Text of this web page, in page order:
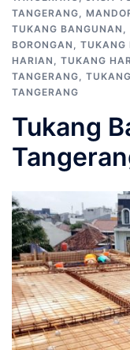
TANGERANG,
TUKANG BANGUNAN ,
BORONGAN , TUKANG
HARIAN , TUKANG
TANGERANG,
TANGERANG
Tukang